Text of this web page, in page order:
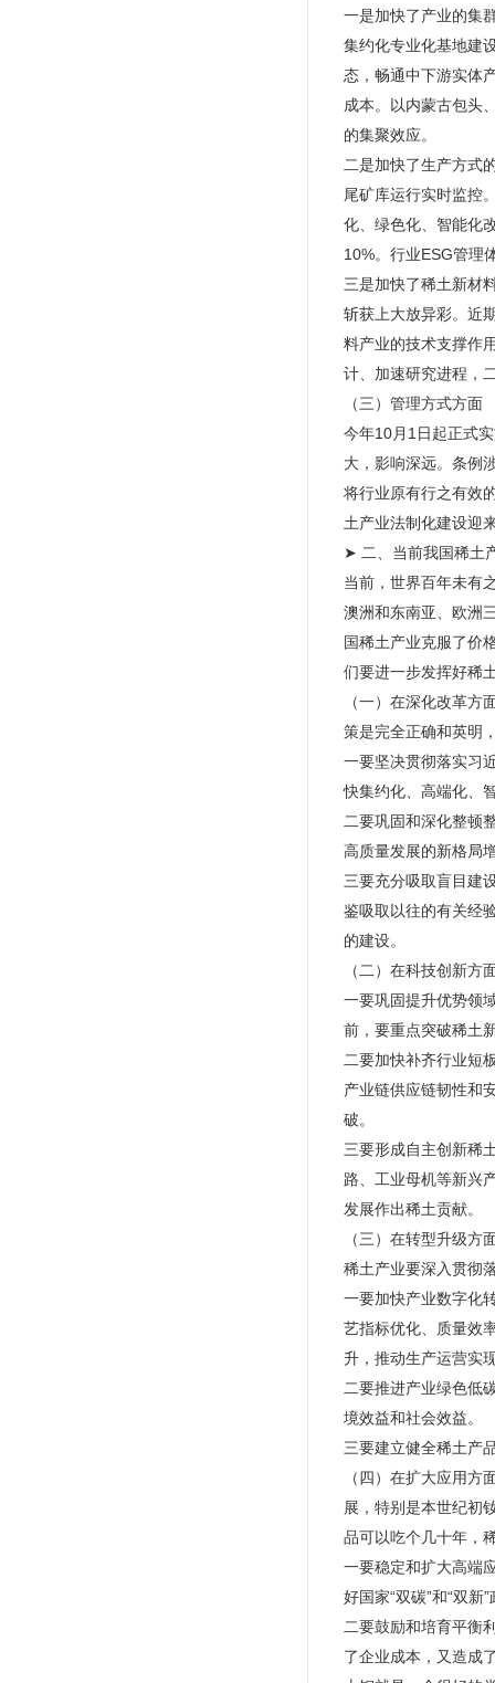
一是加快了产业的集
集约化专业化基地建
态，畅通中下游实体
成本。以内蒙古包头
的集聚效应。
二是加快了生产方式
尾矿库运行实时监控
化、绿色化、智能化
10%。行业ESG管理
三是加快了稀土新材
斩获上大放异彩。近
料产业的技术支撑作
计、加速研究进程，
（三）管理方式方面
今年10月1日起正式
大，影响深远。条例
将行业原有行之有效
土产业法制化建设迎
➤ 二、当前我国稀土
当前，世界百年未有
澳洲和东南亚、欧洲
国稀土产业克服了价
们要进一步发挥好稀
（一）在深化改革
策是完全正确和英明
一要坚决贯彻落实习
快集约化、高端化、
二要巩固和深化整顿
高质量发展的新格局
三要充分吸取盲目建
鉴吸取以往的有关经
的建设。
（二）在科技创新
一要巩固提升优势领
前，要重点突破稀土
二要加快补齐行业短
产业链供应链韧性和
破。
三要形成自主创新稀
路、工业母机等新兴
发展作出稀土贡献。
（三）在转型升级方
稀土产业要深入贯彻
一要加快产业数字化
艺指标优化、质量效
升，推动生产运营实
二要推进产业绿色低
境效益和社会效益。
三要建立健全稀土产
（四）在扩大应用
展，特别是本世纪初
品可以吃个几十年，
一要稳定和扩大高端
好国家“双碳”和“双
二要鼓励和培育平衡
了企业成本，又造成